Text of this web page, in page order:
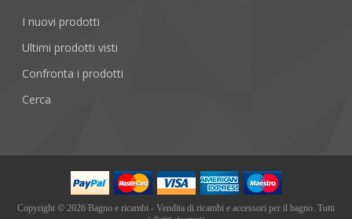
I nuovi prodotti
Ultimi prodotti visti
Confronta i prodotti
Cerca
Copyright © 2026 Bagno e ricambi - Vendita di ricambi e accessori per il bagno. Tutti